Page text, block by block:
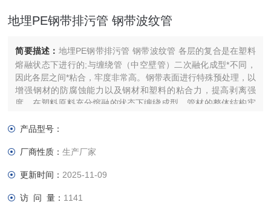
地埋PE钢带排污管 钢带波纹管
简要描述： 地埋PE钢带排污管 钢带波纹管 各层的复合是在塑料
熔融状态下进行的;与缠绕管（中空壁管）二次融化成型*不同，
因此各层之间*粘合，牢度非常高。钢带表面进行特殊预处理，以
增强钢材的防腐蚀能力以及钢材和塑料的粘合力，提高剥离强
度。在塑料原料充分熔融的状态下缠绕成型，管材的整体结构牢
产品型号：
厂商性质：生产厂家
更新时间： 2025-11-09
访 问 量： 1141